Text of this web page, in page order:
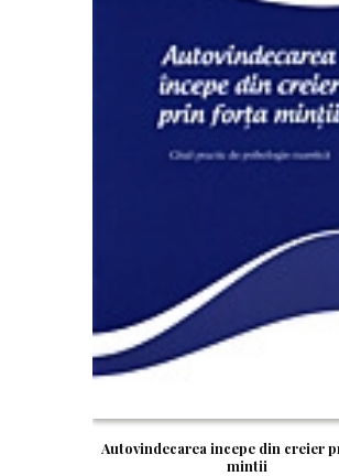
Autovindecarea incepe din creier
mintii